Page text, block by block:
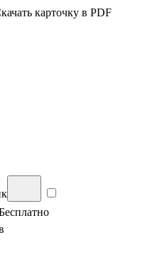
карточку в PDF